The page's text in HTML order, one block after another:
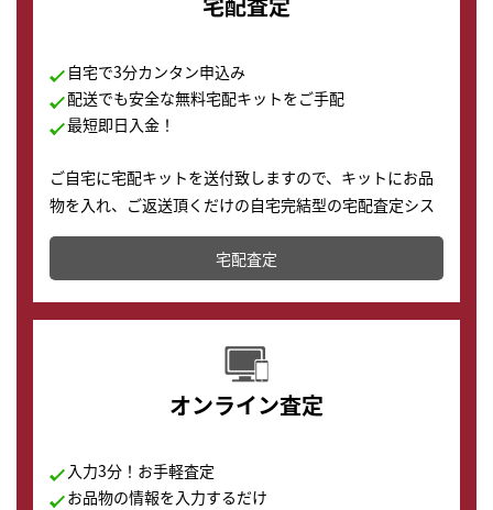
自宅で3分カンタン申込み
配送でも安全な無料宅配キットをご手配
最短即日入金！
ご自宅に宅配キットを送付致しますので、キットにお品
物を入れ、ご返送頂くだけの自宅完結型の宅配査定シス
テムです。
配送でも簡単&安全に査定・買取に出すことが可能で
す。
宅配査定
オンライン査定
入力3分！お手軽査定
お品物の情報を入力するだけ